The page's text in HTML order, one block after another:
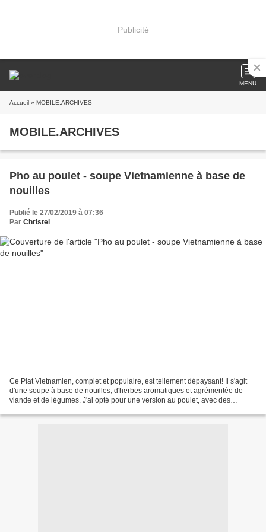
Publicité
MENU
Accueil » MOBILE.ARCHIVES
MOBILE.ARCHIVES
Pho au poulet - soupe Vietnamienne à base de
nouilles
Publié le 27/02/2019 à 07:36
Par Christel
Ce Plat Vietnamien, complet et populaire, est tellement dépaysant! Il s'agit
d'une soupe à base de nouilles, d'herbes aromatiques et agrémentée de
viande et de légumes. J'ai opté pour une version au poulet, avec des